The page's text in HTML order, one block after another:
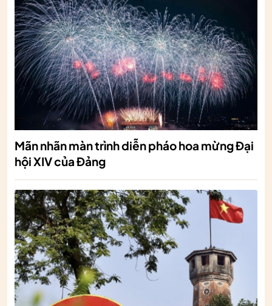
Mãn nhãn màn trình diễn pháo hoa mừng Đại
hội XIV của Đảng